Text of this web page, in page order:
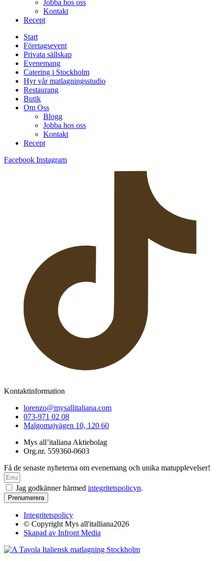
Jobba hos oss
Kontakt
Recept
Start
Företagsevent
Privata sällskap
Evenemang
Catering i Stockholm
Hyr vår matlagningsstudio
Restaurang
Butik
Om Oss
Blogg
Jobba hos oss
Kontakt
Recept
Facebook Instagram
Kontaktinformation
lorenzo@mysallitaliana.com
073-971 02 08
Malgomajvägen 10, 120 60
Mys all’italiana Aktiebolag
Org.nr. 559360-0603
Få de senaste nyheterna om evenemang och unika matupplevelser!
Jag godkänner härmed integritetspolicyn.
Prenumerera
Integritetspolicy
© Copyright Mys all'italliana2026
Skapad av Infront Media